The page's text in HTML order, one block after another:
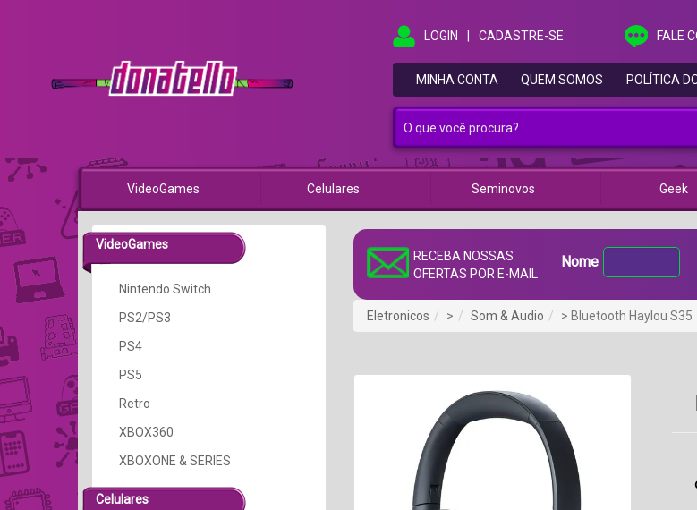
LOGIN CADASTRE-SE FALE
MINHA CONTA QUEM SOMOS POLÍTICA
VideoGames Celulares Seminovos Geek
VideoGames
Nintendo Switch
PS2/PS3
PS4
PS5
Retro
XBOX360
XBOXONE & SERIES
Celulares
RECEBA NOSSAS
OFERTAS POR E-MAIL
Nome
Eletronicos > Som & Audio > Bluetooth Haylou S35